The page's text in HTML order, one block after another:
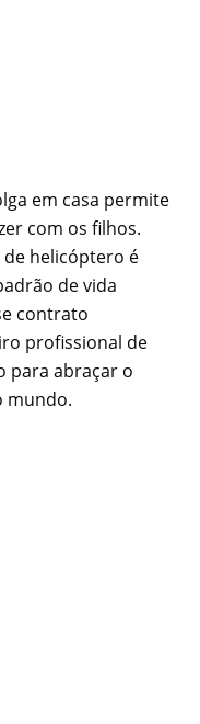
em casa permite
com os filhos.
de helicóptero é
de vida
contrato
profissional de
para abraçar o
mundo.